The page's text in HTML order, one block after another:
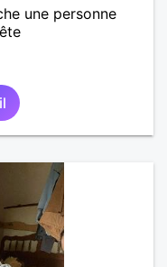
une personne